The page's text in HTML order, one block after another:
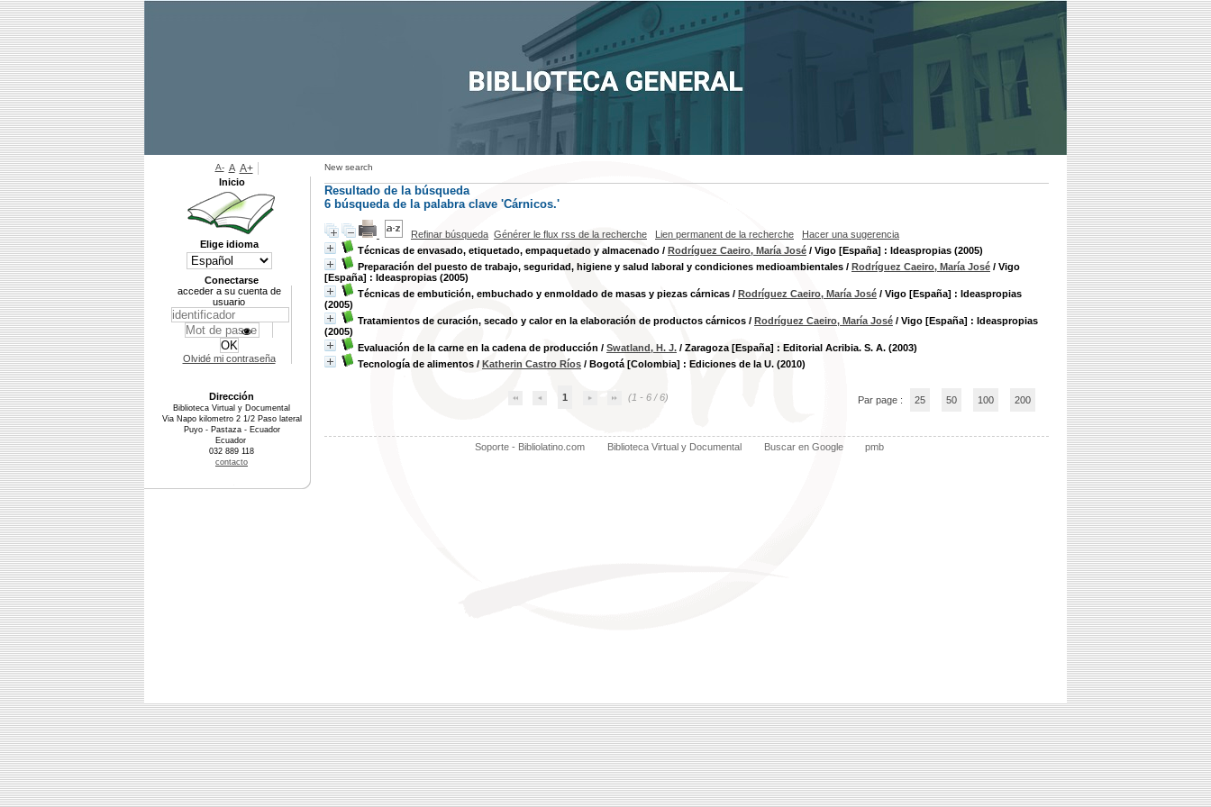
New search
Resultado de la búsqueda
6 búsqueda de la palabra clave 'Cárnicos.'
Refinar búsqueda Générer le flux rss de la recherche Lien permanent de la recherche
Hacer una sugerencia
Técnicas de envasado, etiquetado, empaquetado y almacenado / Rodríguez Caeiro, María José / Vigo [España] : Ideaspropias (2005)
Preparación del puesto de trabajo, seguridad, higiene y salud laboral y condiciones medioambientales / Rodríguez Caeiro, María José / Vigo
[España] : Ideaspropias (2005)
Técnicas de embutición, embuchado y enmoldado de masas y piezas cárnicas / Rodríguez Caeiro, María José / Vigo [España] : Ideaspropias
(2005)
Tratamientos de curación, secado y calor en la elaboración de productos cárnicos / Rodríguez Caeiro, María José / Vigo [España] : Ideaspropias
(2005)
Evaluación de la carne en la cadena de producción / Swatland, H. J. / Zaragoza [España] : Editorial Acribia. S. A. (2003)
Tecnología de alimentos / Katherin Castro Ríos / Bogotá [Colombia] : Ediciones de la U. (2010)
1 (1 - 6 / 6) Par page : 25 50 100 200
Soporte - Bibliolatino.com Biblioteca Virtual y Documental Buscar en Google pmb
A- A A+
Inicio
Elige idioma
Conectarse
acceder a su cuenta de
usuario
Olvidé mi contraseña
Dirección
Biblioteca Virtual y Documental
Via Napo kilometro 2 1/2 Paso lateral
Puyo - Pastaza - Ecuador
Ecuador
032 889 118
contacto